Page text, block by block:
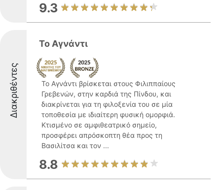
9.3
Διακριθέντες
Το Αγνάντι
Το Αγνάντι βρίσκεται στους Φιλιππαίους
Γρεβενών, στην καρδιά της Πίνδου, και
διακρίνεται για τη φιλοξενία του σε μία
τοποθεσία με ιδιαίτερη φυσική ομορφιά.
Κτισμένο σε αμφιθεατρικό σημείο,
προσφέρει απρόσκοπτη θέα προς τη
Βασιλίτσα και τον ...
8.8